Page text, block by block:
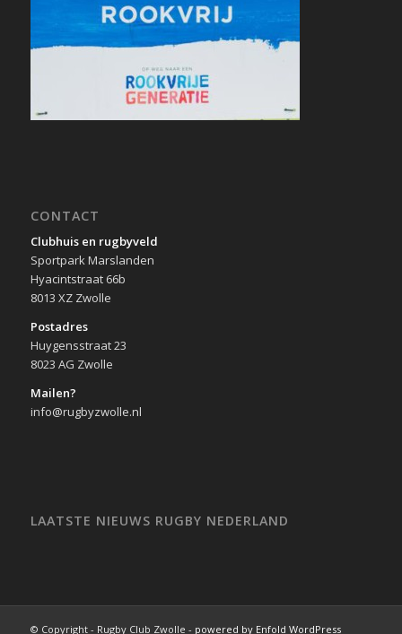
CONTACT
Clubhuis en rugbyveld
Sportpark Marslanden
Hyacintstraat 66b
8013 XZ Zwolle
Postadres
Huygensstraat 23
8023 AG Zwolle
Mailen?
info@rugbyzwolle.nl
LAATSTE NIEUWS RUGBY NEDERLAND
© Copyright - Rugby Club Zwolle - powered by Enfold WordPress